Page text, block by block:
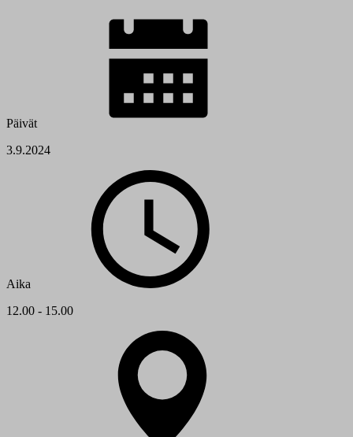
Päivät
3.9.2024
Aika
12.00 - 15.00